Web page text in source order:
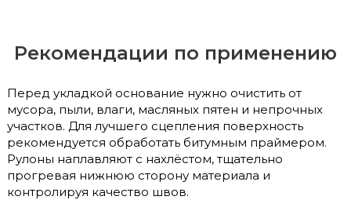
Рекомендации по применению
Перед укладкой основание нужно очистить от
мусора, пыли, влаги, масляных пятен и непрочных
участков. Для лучшего сцепления поверхность
рекомендуется обработать битумным праймером.
Рулоны наплавляют с нахлёстом, тщательно
прогревая нижнюю сторону материала и
контролируя качество швов.